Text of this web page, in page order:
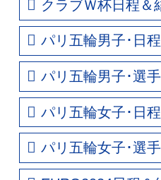
クラブＷ杯日程＆
パリ五輪男子･日
パリ五輪男子･選
パリ五輪女子･日
パリ五輪女子･選